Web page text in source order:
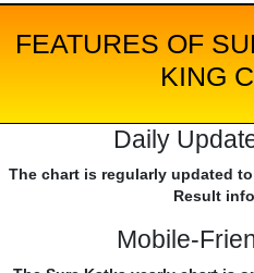
FEATURES OF
KING
Daily
The chart is regularly updated
Result
Mobile-